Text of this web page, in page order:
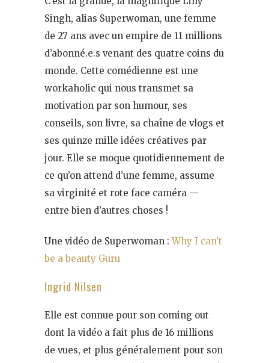
Singh, alias Superwoman, une femme
de 27 ans avec un empire de 11 millions
d’abonné.e.s venant des quatre coins du
monde. Cette comédienne est une
workaholic qui nous transmet sa
motivation par son humour, ses
conseils, son livre, sa chaîne de vlogs et
ses quinze mille idées créatives par
jour. Elle se moque quotidiennement de
ce qu’on attend d’une femme, assume
sa virginité et rote face caméra —
entre bien d’autres choses !
Une vidéo de Superwoman :Why I can’t
be a beauty Guru
Ingrid Nilsen
Elle est connue pour son coming out
dont la vidéo a fait plus de 16 millions
de vues, et plus généralement pour son